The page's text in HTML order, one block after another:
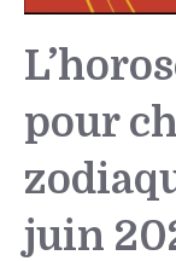
pour
juin